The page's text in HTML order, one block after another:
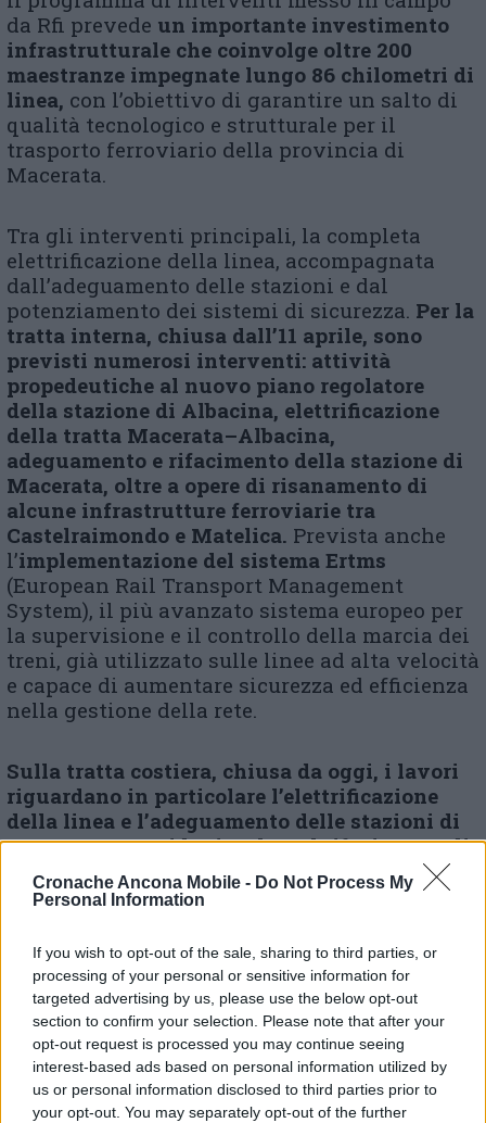
Cronache Ancona Mobile - Do Not Process My
Personal Information
If you wish to opt-out of the sale, sharing to third parties, or
processing of your personal or sensitive information for
targeted advertising by us, please use the below opt-out
section to confirm your selection. Please note that after your
opt-out request is processed you may continue seeing
interest-based ads based on personal information utilized by
us or personal information disclosed to third parties prior to
your opt-out. You may separately opt-out of the further
da Rfi prevede un importante investimento
infrastrutturale che coinvolge oltre 200
maestranze impegnate lungo 86 chilometri di
linea, con l’obiettivo di garantire un salto di
qualità tecnologico e strutturale per il
trasporto ferroviario della provincia di
Macerata.
Tra gli interventi principali, la completa
elettrificazione della linea, accompagnata
dall’adeguamento delle stazioni e dal
potenziamento dei sistemi di sicurezza. Per la
tratta interna, chiusa dall’11 aprile, sono
previsti numerosi interventi: attività
propedeutiche al nuovo piano regolatore
della stazione di Albacina, elettrificazione
della tratta Macerata–Albacina,
adeguamento e rifacimento della stazione di
Macerata, oltre a opere di risanamento di
alcune infrastrutture ferroviarie tra
Castelraimondo e Matelica. Prevista anche
l’implementazione del sistema Ertms
(European Rail Transport Management
System), il più avanzato sistema europeo per
la supervisione e il controllo della marcia dei
treni, già utilizzato sulle linee ad alta velocità
e capace di aumentare sicurezza ed efficienza
nella gestione della rete.
Sulla tratta costiera, chiusa da oggi, i lavori
riguardano in particolare l’elettrificazione
della linea e l’adeguamento delle stazioni di
Macerata e Corridonia, oltre al rifacimento di
infrastrutture ferroviarie tra Corridonia e
Morrovalle. Previsto inoltre l’upgrade
stazione di Civitanova, insieme
all’introduzione del sistema Ertms.Durante il
periodo di interruzione, i collegamenti
ferroviari saranno garantiti tramite servizi
sostitutivi su gomma, con possibili variazioni
di tempi di percorrenza rispetto agli orari
abituali. Il piano complessivo di lavori, che